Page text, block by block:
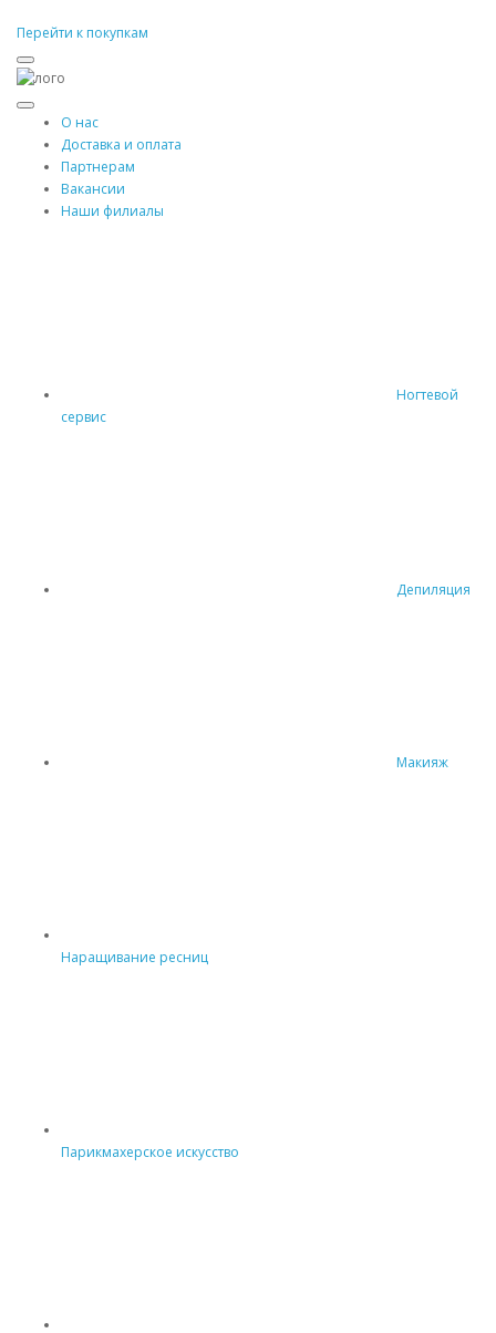
Перейти к покупкам
О нас
Доставка и оплата
Партнерам
Вакансии
Наши филиалы
Ногтевой
сервис
Депиляция
Макияж
Наращивание ресниц
Парикмахерское искусство